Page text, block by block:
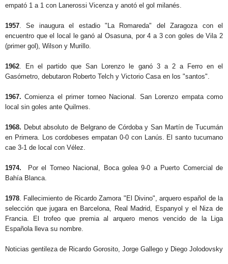
empató 1 a 1 con Lanerossi Vicenza y anotó el gol milanés.
1957 . Se inaugura el estadio "La Romareda" del Zaragoza con el
encuentro que el local le ganó al Osasuna, por 4 a 3 con goles de Vila 2
(primer gol), Wilson y Murillo.
1962 . En el partido que San Lorenzo le ganó 3 a 2 a Ferro en el
Gasómetro, debutaron Roberto Telch y Victorio Casa en los "santos".
1967.Comienza el primer torneo Nacional. San Lorenzo empata como
local sin goles ante Quilmes.
1968. Debut absoluto de Belgrano de Córdoba y San Martín de Tucumán
en Primera. Los cordobeses empatan 0-0 con Lanús. El santo tucumano
cae 3-1 de local con Vélez.
1974.
Por el Torneo Nacional, Boca golea 9-0 a Puerto Comercial de
Bahía Blanca.
1978 . Fallecimiento de Ricardo Zamora "El Divino", arquero español de la
selección que jugara en Barcelona, Real Madrid, Espanyol y el Niza de
Francia. El trofeo que premia al arquero menos vencido de la Liga
Española lleva su nombre.
Noticias gentileza de Ricardo Gorosito, Jorge Gallego y Diego Jolodovsky